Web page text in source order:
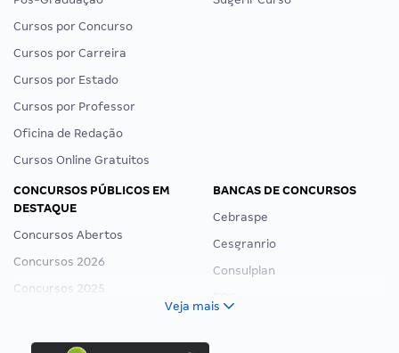
Cursos por Concurso
Cursos por Carreira
Cursos por Estado
Cursos por Professor
Oficina de Redação
Cursos Online Gratuitos
CONCURSOS PÚBLICOS EM
DESTAQUE
Concursos Abertos
Concursos 2026
Concursos 2025
Concurso Ibama
BANCAS DE CONCURSOS
Cebraspe
Cesgranrio
Consulplan
Veja mais